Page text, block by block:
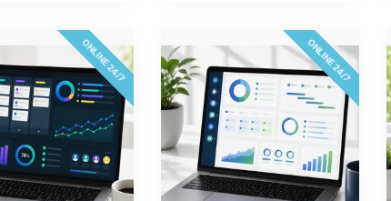
ONLINE 24/7 ONLINE 24/7